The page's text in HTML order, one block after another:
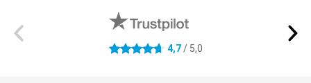
4.7 étoiles 4,7/ 5,0